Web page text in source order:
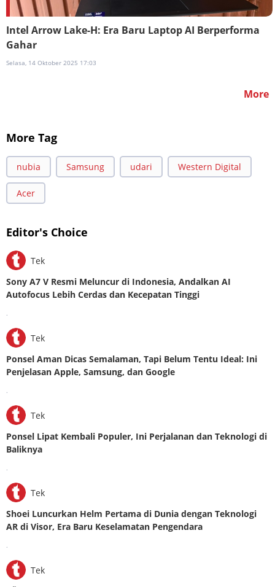
Intel Arrow Lake-H: Era Baru Laptop AI Berperforma
Gahar
Selasa, 14 Oktober 2025 17:03
More
More Tag
nubia Samsung udari Western Digital
Acer
Editor's Choice
Tek
Sony A7 V Resmi Meluncur di Indonesia, Andalkan AI
Autofocus Lebih Cerdas dan Kecepatan Tinggi
.
Tek
Ponsel Aman Dicas Semalaman, Tapi Belum Tentu Ideal: Ini
Penjelasan Apple, Samsung, dan Google
.
Tek
Ponsel Lipat Kembali Populer, Ini Perjalanan dan Teknologi di
Baliknya
.
Tek
Shoei Luncurkan Helm Pertama di Dunia dengan Teknologi
AR di Visor, Era Baru Keselamatan Pengendara
.
Tek